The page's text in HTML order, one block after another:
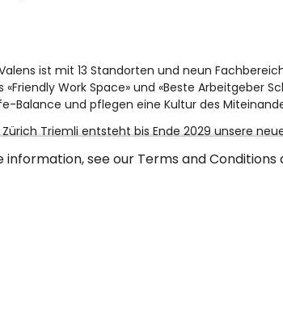
ist mit 13 Standorten und neun
«Friendly Work Space» und «Beste Arbeitgeber
Balance und pflegen eine Kultur des
Triemli entsteht bis Ende 2029 unsere
internistische und
Der Vorbetrieb im Stadtspital
information, see our Terms and Conditions